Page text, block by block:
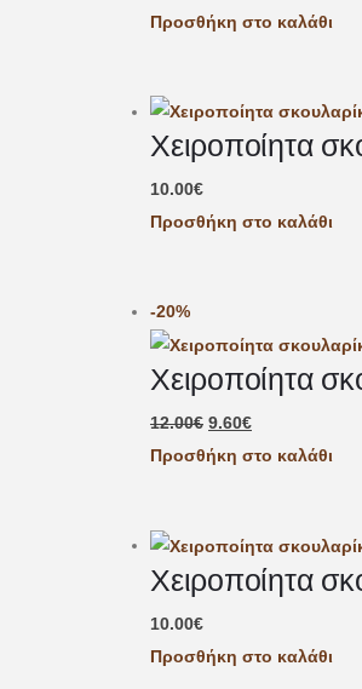
Προσθήκη στο καλάθι
Χειροποίητα
10.00€
Προσθήκη στο καλάθι
-20%
Χειροποίητα
12.00€ 9.60€
Προσθήκη στο καλάθι
Χειροποίητα
10.00€
Προσθήκη στο καλάθι